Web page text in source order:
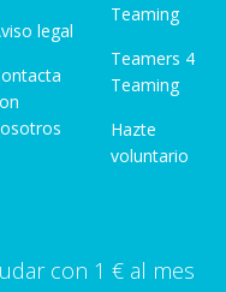
legal
Teaming
Teamers 4
Teaming
Hazte
voluntario
con 1 € al mes